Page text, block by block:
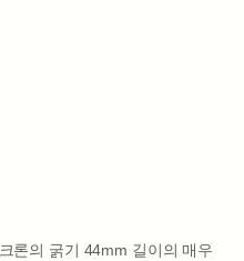
론의 굵기 44mm 길이의 매우